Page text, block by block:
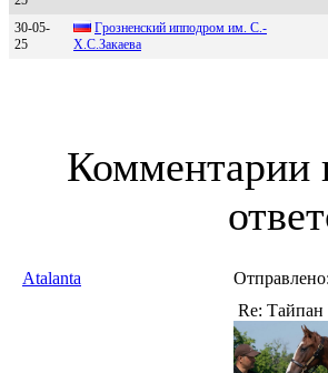
30-05-
25
Гpoзнeнский иппoдpoм им. C.-
X.C.Закаeва
Комментарии
Atalanta Отправлено:
Re: